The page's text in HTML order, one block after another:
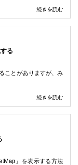
続きを読む
る
ことがありますが、み
続きを読む
」を表示する方法